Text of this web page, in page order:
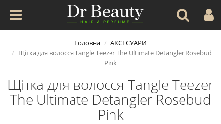
Головна
АКСЕСУАРИ
Щітка для волосся Tangle Teezer The Ultimate Detangler Rosebud
Pink
Щітка для волосся Tangle Teezer
The Ultimate Detangler Rosebud
Pink